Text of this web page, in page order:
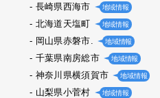
長崎県西海市 地域情報
北海道天塩町 地域情報
岡山県赤磐市. 地域情報
千葉県南房総市 地域情報
神奈川県横須賀市 地域情報
山梨県小菅村 地域情報